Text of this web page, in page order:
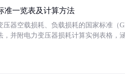
准一览表及计算方法
压器空载损耗、负载损耗的国家标准（
，并附电力变压器损耗计算实例表格，